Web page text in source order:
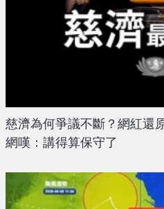
慈濟為何爭議不斷？網紅還
網嘆：講得算保守了